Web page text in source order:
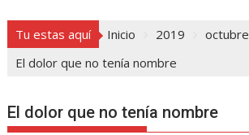
Tu estas aquí Inicio 2019 octubre
El dolor que no tenía nombre
El dolor que no tenía nombre